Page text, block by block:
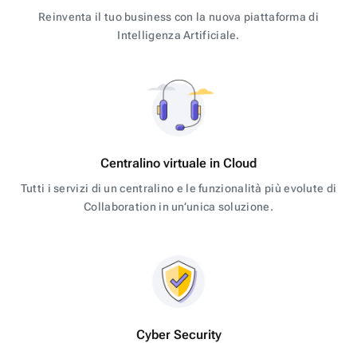
Reinventa il tuo business con la nuova piattaforma di
Intelligenza Artificiale.
Centralino virtuale in Cloud
Tutti i servizi di un centralino e le funzionalità più evolute di
Collaboration in un’unica soluzione.
Cyber Security